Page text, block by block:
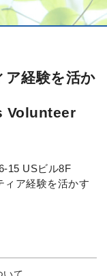
ア経験を活か
Volunteer
15 USビル8F
ィア経験を活かす